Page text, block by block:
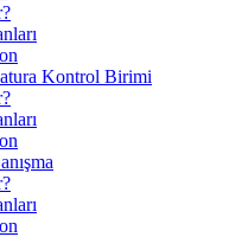
Kontrol Birimi